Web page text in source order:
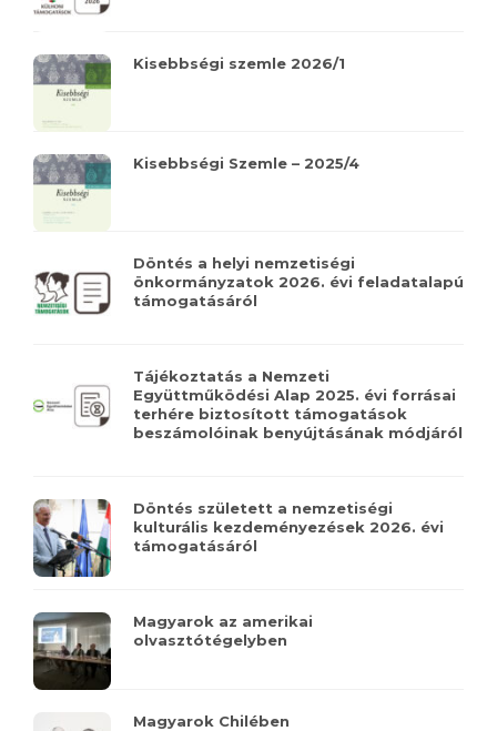
Kisebbségi szemle 2026/1
Kisebbségi Szemle – 2025/4
Döntés a helyi nemzetiségi
önkormányzatok 2026. évi feladatalapú
támogatásáról
Tájékoztatás a Nemzeti
Együttműködési Alap 2025. évi forrásai
terhére biztosított támogatások
beszámolóinak benyújtásának módjáról
Döntés született a nemzetiségi
kulturális kezdeményezések 2026. évi
támogatásáról
Magyarok az amerikai
olvasztótégelyben
Magyarok Chilében